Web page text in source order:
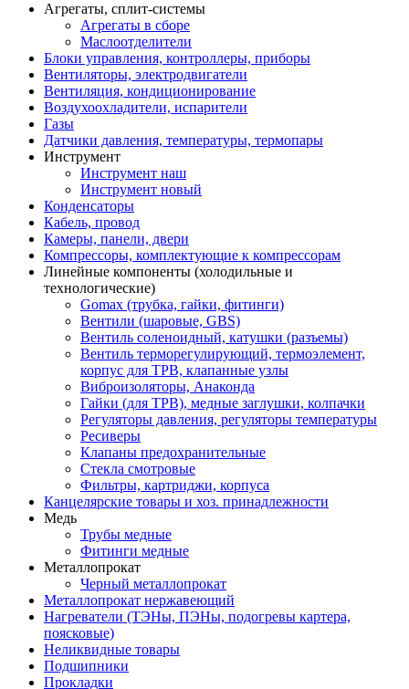
Агрегаты, сплит-системы
Агрегаты в сборе
Маслоотделители
Блоки управления, контроллеры, приборы
Вентиляторы, электродвигатели
Вентиляция, кондиционирование
Воздухоохладители, испарители
Газы
Датчики давления, температуры, термопары
Инструмент
Инструмент наш
Инструмент новый
Конденсаторы
Кабель, провод
Камеры, панели, двери
Компрессоры, комплектующие к компрессорам
Линейные компоненты (холодильные и
технологические)
Gomax (трубка, гайки, фитинги)
Вентили (шаровые, GBS)
Вентиль соленоидный, катушки (разъемы)
Вентиль терморегулирующий, термоэлемент,
корпус для ТРВ, клапанные узлы
Виброизоляторы, Анаконда
Гайки (для ТРВ), медные заглушки, колпачки
Регуляторы давления, регуляторы температуры
Ресиверы
Клапаны предохранительные
Стекла смотровые
Фильтры, картриджи, корпуса
Канцелярские товары и хоз. принадлежности
Медь
Трубы медные
Фитинги медные
Металлопрокат
Черный металлопрокат
Металлопрокат нержавеющий
Нагреватели (ТЭНы, ПЭНы, подогревы картера,
поясковые)
Неликвидные товары
Подшипники
Прокладки